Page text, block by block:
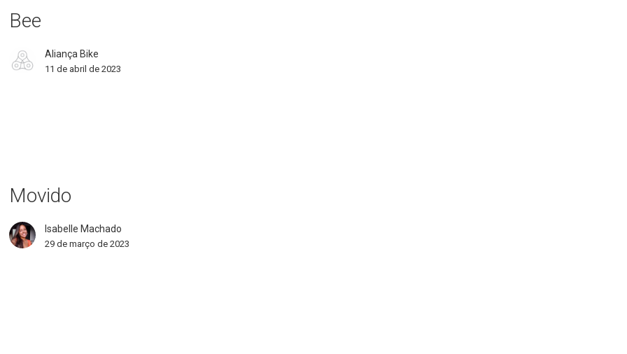
Bee
Aliança Bike
11 de abril de 2023
Movido
Isabelle Machado
29 de março de 2023